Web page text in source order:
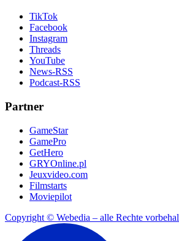
TikTok
Facebook
Instagram
Threads
YouTube
News-RSS
Podcast-RSS
Partner
GameStar
GamePro
GetHero
GRYOnline.pl
Jeuxvideo.com
Filmstarts
Moviepilot
Copyright © Webedia – alle Rechte